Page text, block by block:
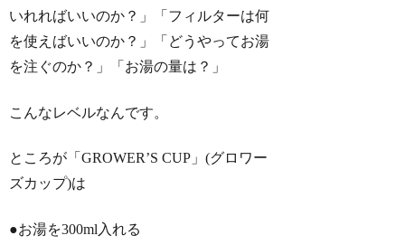
いれればいいのか？」「フィルターは何
を使えばいいのか？」「どうやってお湯
を注ぐのか？」「お湯の量は？」
こんなレベルなんです。
ところが「GROWER’S CUP」(グロワー
ズカップ)は
●お湯を300ml入れる